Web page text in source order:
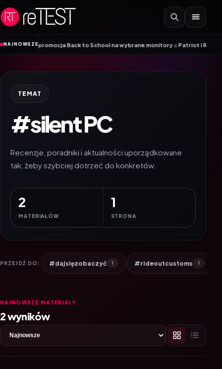
Przejdź do treści
NAJNOWSZE
– promocja Back to School na wybrane monitory•Patriot i ROG łączą
TEMAT
#silent PC
Recenzje, poradniki i aktualności uporządkowane
tak, żeby szybciej dotrzeć do konkretów.
2
MATERIAŁÓW
1
STRONA
PRZEJDŹ DO: #dajsięzobaczyć 1 #rideoutcustoms 1
NAJNOWSZE MATERIAŁY
2 wyników